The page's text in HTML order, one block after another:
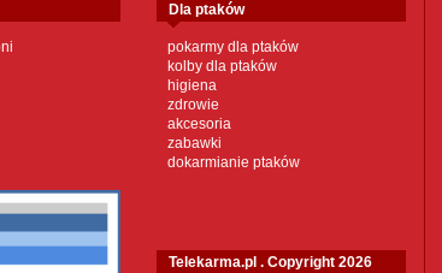
dla ptaków
pokarmy dla ptaków
kolby dla ptaków
higiena
zdrowie
akcesoria
zabawki
dokarmianie ptaków
Telekarma.pl . Copyright 2026